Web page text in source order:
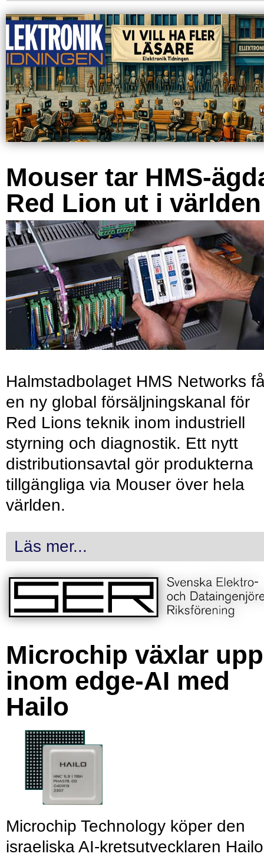
Mouser tar HMS-
Red Lion ut i världen
Halmstadbolaget HMS Networks
en ny global försäljningskanal för
Red Lions teknik inom industriell
styrning och diagnostik. Ett nytt
distributionsavtal gör produkterna
tillgängliga via Mouser över hela
världen.
Läs mer...
Microchip växlar upp
inom edge-AI med
Hailo
Microchip Technology köper den
israeliska AI-kretsutvecklaren